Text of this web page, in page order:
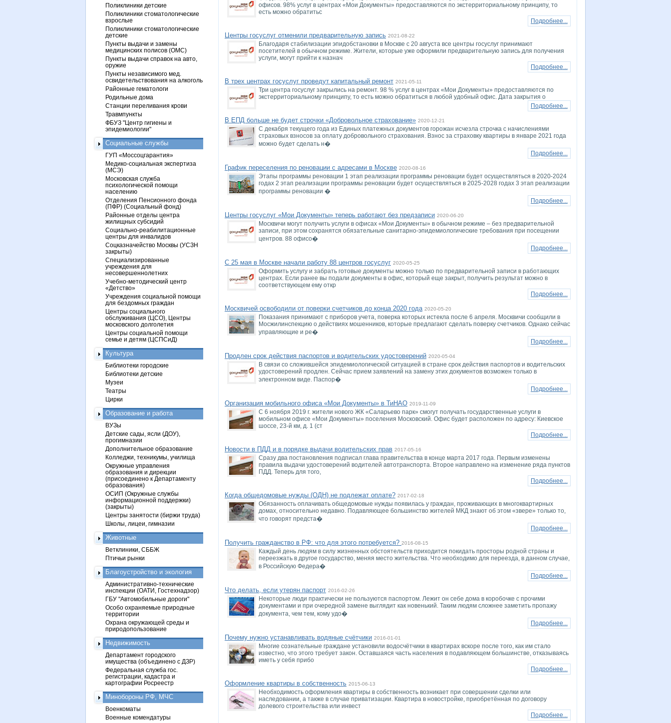
офисов. 98% услуг в центрах «Мои Документы» предоставляются по экстерриториальному принципу, то
есть можно обратитьс
Подробнее...
Центры госуслуг отменили предварительную запись 2021-08-22
Благодаря стабилизации эпидобстановки в Москве с 20 августа все центры госуслуг принимают
посетителей в обычном режиме. Жители, которые уже оформили предварительную запись для получения
услуги, могут прийти к назнач
Подробнее...
В трех центрах госуслуг проведут капитальный ремонт 2021-05-11
Три центра госуслуг закрылись на ремонт. 98 % услуг в центрах «Мои Документы» предоставляются по
экстерриториальному принципу, то есть можно обратиться в любой удобный офис. Дата закрытия о
Подробнее...
В ЕПД больше не будет строчки «Добровольное страхование» 2020-12-21
С декабря текущего года из Единых платежных документов горожан исчезла строчка с начислениями
страховых взносов за оплату добровольного страхования. Взнос за страховку квартиры в январе 2021 года
можно будет сделать н�
Подробнее...
График переселения по реновации с адресами в Москве 2020-08-16
Этапы программы реновации 1 этап реализации программы реновации будет осуществляться в 2020-2024
годах 2 этап реализации программы реновации будет осуществляться в 2025-2028 годах 3 этап реализации
программы реновации �
Подробнее...
Центры госуслуг «Мои Документы» теперь работают без предзаписи 2020-06-20
Москвичи могут получить услуги в офисах «Мои Документы» в обычном режиме – без предварительной
записи, при этом сохранятся обязательные санитарно-эпидемиологические требования при посещении
центров. 88 офисо�
Подробнее...
С 25 мая в Москве начали работу 88 центров госуслуг 2020-05-25
Оформить услугу и забрать готовые документы можно только по предварительной записи в работающих
центрах. Если ранее вы подали документы в офис, который еще закрыт, получить результат можно в
соответствующем ему откр
Подробнее...
Москвичей освободили от поверки счетчиков до конца 2020 года 2020-05-20
Показания принимают с приборов учета, поверка которых истекла после 6 апреля. Москвичи сообщили в
Мосжилинспекцию о действиях мошенников, которые предлагают сделать поверку счетчиков. Однако сейчас
управляющие и ре�
Подробнее...
Продлен срок действия паспортов и водительских удостоверений 2020-05-04
В связи со сложившейся эпидемиологической ситуацией в стране срок действия паспортов и водительских
удостоверений продлен. Сейчас прием заявлений на замену этих документов возможен только в
электронном виде. Паспор�
Подробнее...
Организация мобильного офиса «Мои Документы» в ТиНАО 2019-11-09
С 6 ноября 2019 г. жители нового ЖК «Саларьево парк» смогут получать государственные услуги в
мобильном офисе «Мои Документы» поселения Московский. Офис будет расположен по адресу: Киевское
шоссе, 23-й км, д. 1 (ст
Подробнее...
Новости в ПДД и в порядке выдачи водительских прав 2017-05-16
Сразу два постановления подписал глава правительства в конце марта 2017 года. Первым изменены
правила выдачи удостоверений водителей автотранспорта. Второе направлено на изменение ряда пунктов
ПДД. Теперь для того,
Подробнее...
Когда общедомовые нужды (ОДН) не подлежат оплате? 2017-02-18
Обязанность оплачивать общедомовые нужды появилась у граждан, проживающих в многоквартирных
домах, относительно недавно. Подавляющее большинство жителей МКД знают об этом «звере» только то,
что говорят предста�
Подробнее...
Получить гражданство в РФ: что для этого потребуется? 2016-08-15
Каждый день людям в силу жизненных обстоятельств приходится покидать просторы родной страны и
переезжать в другое государство, меняя место жительства. Что необходимо для переезда, в данном случае,
в Российскую Федера�
Подробнее...
Что делать, если утерян паспорт 2016-02-26
Некоторые люди практически не пользуются паспортом. Лежит он себе дома в коробочке с прочими
документами и при очередной замене выглядит как новенький. Таким людям сложнее заметить пропажу
документа, чем тем, кому удо�
Подробнее...
Почему нужно устанавливать водяные счётчики 2016-01-01
Многие сознательные граждане установили водосчётчики в квартирах вскоре после того, как им стало
известно, что этого требует закон. Оставшаяся часть населения в подавляющем большинстве, отказываясь
иметь у себя прибо
Подробнее...
Оформление квартиры в собственность 2015-06-13
Необходимость оформления квартиры в собственность возникает при совершении сделки или
наследовании, а также в случае приватизации. Квартира в новостройке, приобретённая по договору
долевого строительства или инвест
Подробнее...
Поликлиники детские
Поликлиники стоматологические
взрослые
Поликлиники стоматологические
детские
Пункты выдачи и замены
медицинских полисов (ОМС)
Пункты выдачи справок на авто,
оружие
Пункты независимого мед.
освидетельствования на алкоголь
Районные гематологи
Родильные дома
Станции переливания крови
Травмпункты
ФБУЗ "Центр гигиены и
эпидемиологии"
Социальные службы
ГУП «Моссоцгарантия»
Медико-социальная экспертиза
(МСЭ)
Московская служба
психологической помощи
населению
Отделения Пенсионного фонда
(ПФР) (Социальный фонд)
Районные отделы центра
жилищных субсидий
Социально-реабилитационные
центры для инвалидов
Соцказначейство Москвы (УСЗН
закрыты)
Специализированные
учреждения для
несовершеннолетних
Учебно-методический центр
«Детство»
Учреждения социальной помощи
для бездомных граждан
Центры социального
обслуживания (ЦСО), Центры
московского долголетия
Центры социальной помощи
семье и детям (ЦСПСиД)
Культура
Библиотеки городские
Библиотеки детские
Музеи
Театры
Цирки
Образование и работа
ВУЗы
Детские сады, ясли (ДОУ),
прогимназии
Дополнительное образование
Колледжи, техникумы, училища
Окружные управления
образования и дирекции
(присоединено к Департаменту
образования)
ОСИП (Окружные службы
информационной поддержки)
(закрыты)
Центры занятости (биржи труда)
Школы, лицеи, гимназии
Животные
Ветклиники, СББЖ
Птичьи рынки
Благоустройство и экология
Административно-технические
инспекции (ОАТИ, Гостехнадзор)
ГБУ "Автомобильные дороги"
Особо охраняемые природные
территории
Охрана окружающей среды и
природопользование
Недвижимость
Департамент городского
имущества (объединено с ДЗР)
Федеральная служба гос.
регистрации, кадастра и
картографии Росреестр
Минобороны РФ, МЧС
Военкоматы
Военные комендатуры